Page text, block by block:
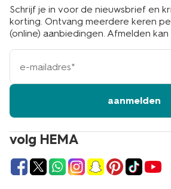
volg HEMA
Schrijf je in voor de nieuwsbrief en
korting. Ontvang meerdere keren
(online) aanbiedingen. Afmelden kan
e-
mailadres
aanmelden